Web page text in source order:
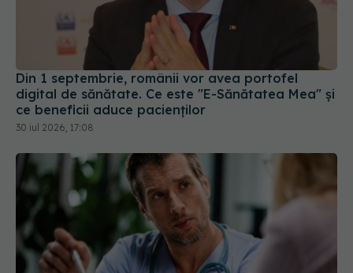
Din 1 septembrie, românii vor avea portofel
digital de sănătate. Ce este "E-Sănătatea Mea" și
ce beneficii aduce pacienților
30 iul 2026, 17:08